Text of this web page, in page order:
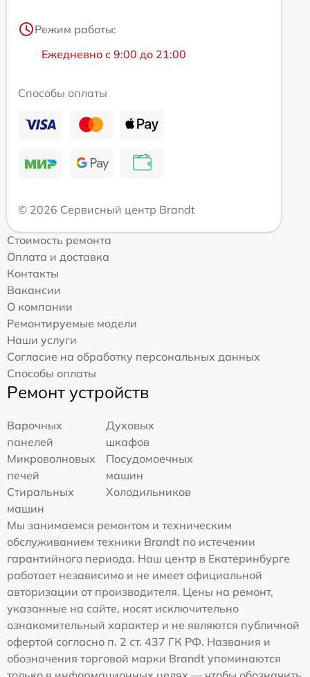
Режим работы:
Ежедневно с 9:00 до 21:00
Способы оплаты
© 2026 Сервисный центр Brandt
Стоимость ремонта
Оплата и доставка
Контакты
Вакансии
О компании
Ремонтируемые модели
Наши услуги
Согласие на обработку персональных данных
Способы оплаты
Ремонт устройств
Варочных
панелей
Духовых
шкафов
Микроволновых
печей
Посудомоечных
машин
Стиральных
машин
Холодильников
Мы занимаемся ремонтом и техническим
обслуживанием техники Brandt по истечении
гарантийного периода. Наш центр в Екатеринбурге
работает независимо и не имеет официальной
авторизации от производителя. Цены на ремонт,
указанные на сайте, носят исключительно
ознакомительный характер и не являются публичной
офертой согласно п. 2 ст. 437 ГК РФ. Названия и
обозначения торговой марки Brandt упоминаются